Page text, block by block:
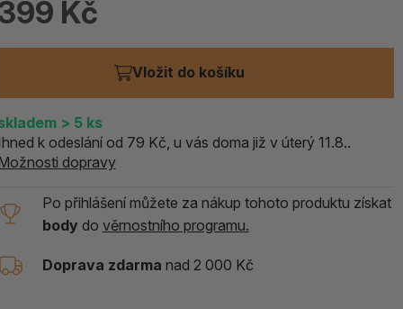
Kč
Vložit do košíku
> 5 ks
k odeslání od 79 Kč, u vás doma již v úterý 11.8..
dopravy
Po přihlášení můžete za nákup tohoto produktu získat
body do věrnostního programu.
Doprava zdarma nad 2 000 Kč